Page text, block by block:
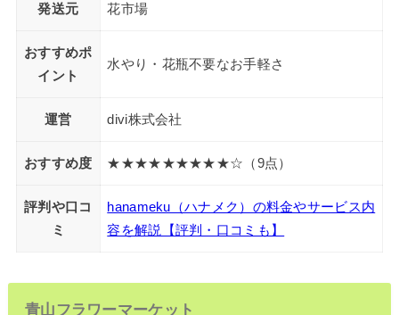
発送元 花市場
おすすめポ
イント
水やり・花瓶不要なお手軽さ
運営 divi株式会社
おすすめ度 ★★★★★★★★★☆（9点）
評判や口コ
ミ
hanameku（ハナメク）の料金やサービス内
容を解説【評判・口コミも】
青山フラワーマーケット